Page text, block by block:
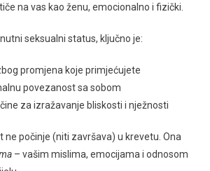
na vas kao ženu, emocionalno i fizički.
seksualni status, ključno je:
promjena koje primjećujete
povezanost sa sobom
za izražavanje bliskosti i nježnosti
počinje (niti završava) u krevetu. Ona
– vašim mislima, emocijama i odnosom